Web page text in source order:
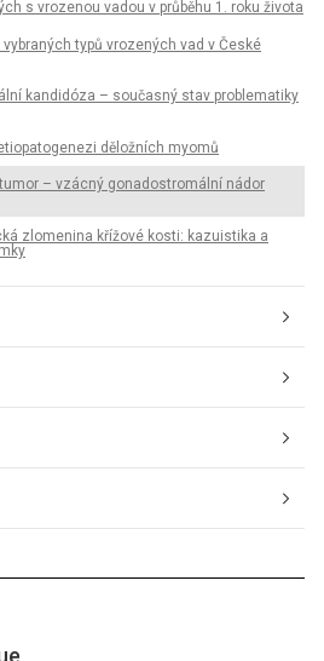
s vrozenou vadou v průběhu 1. roku života
typů vrozených vad v České
kandidóza – současný stav problematiky
děložních myomů
– vzácný gonadostromální nádor
zlomenina křížové kosti: kazuistika a